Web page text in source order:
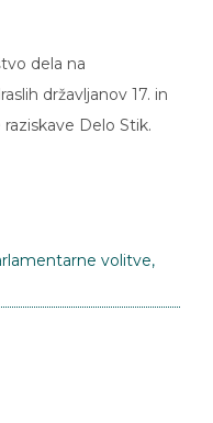
dela na
državljanov 17. in
Delo Stik.
volitve,